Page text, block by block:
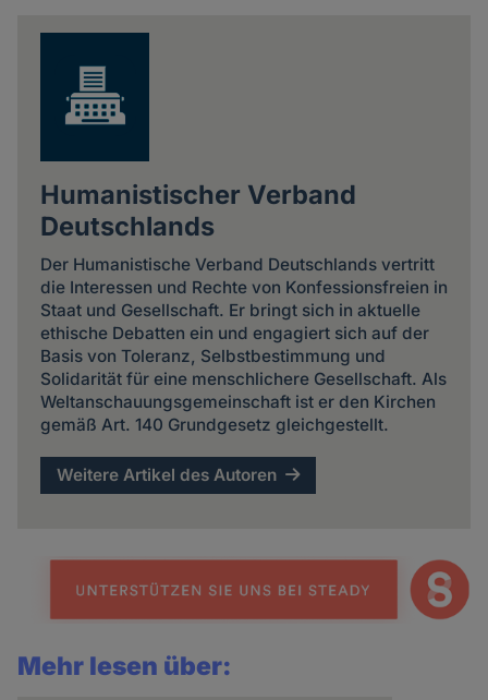
Humanistischer Verband
Deutschlands
Der Humanistische Verband Deutschlands vertritt
die Interessen und Rechte von Konfessionsfreien in
Staat und Gesellschaft. Er bringt sich in aktuelle
ethische Debatten ein und engagiert sich auf der
Basis von Toleranz, Selbstbestimmung und
Solidarität für eine menschlichere Gesellschaft. Als
Weltanschauungsgemeinschaft ist er den Kirchen
gemäß Art. 140 Grundgesetz gleichgestellt.
Weitere Artikel des Autoren
Mehr lesen über: